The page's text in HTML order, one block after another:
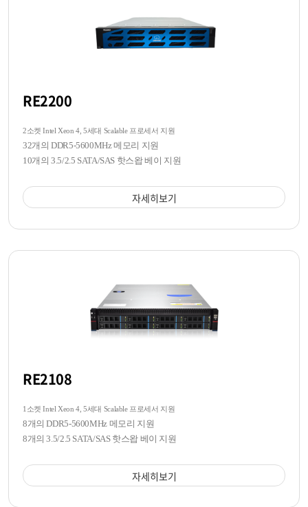
RE2200
2소켓 Intel Xeon 4, 5세대 Scalable 프로세서 지원
32개의 DDR5-5600MHz 메모리 지원
10개의 3.5/2.5 SATA/SAS 핫스왑 베이 지원
자세히보기
RE2108
1소켓 Intel Xeon 4, 5세대 Scalable 프로세서 지원
8개의 DDR5-5600MHz 메모리 지원
8개의 3.5/2.5 SATA/SAS 핫스왑 베이 지원
자세히보기